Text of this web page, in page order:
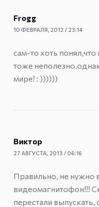
Frogg
10 ФЕВРАЛЯ, 2012 / 23:14
сам-то хоть понял,что
тоже
мире! : ))))))
Виктор
27 АВГУСТА, 2013 / 06:16
Правильно, не нужно
видеомагнитофон!!!
перестали